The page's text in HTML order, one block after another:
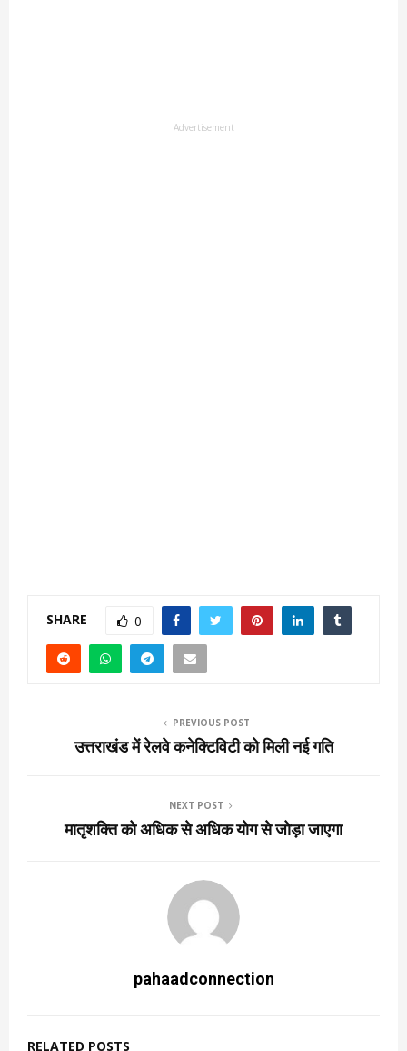
Advertisement
SHARE 0
PREVIOUS POST
उत्तराखंड में रेलवे कनेक्टिविटी को मिली नई गति
NEXT POST
मातृशक्ति को अधिक से अधिक योग से जोड़ा जाएगा
pahaadconnection
RELATED POSTS